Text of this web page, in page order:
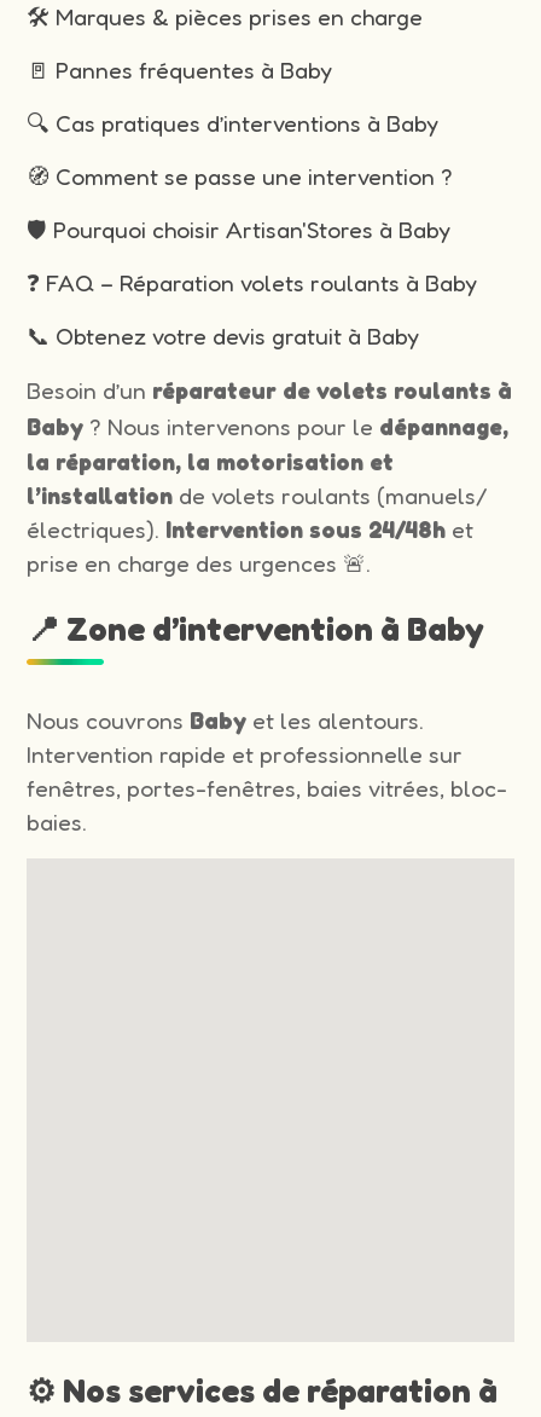
🛠️ Marques & pièces prises en charge
🚪 Pannes fréquentes à Baby
🔍 Cas pratiques d’interventions à Baby
🧭 Comment se passe une intervention ?
🛡️ Pourquoi choisir Artisan'Stores à Baby
❓ FAQ – Réparation volets roulants à Baby
📞 Obtenez votre devis gratuit à Baby
Besoin d’un réparateur de volets roulants à
Baby ? Nous intervenons pour le dépannage,
la réparation, la motorisation et
l’installation de volets roulants (manuels/
électriques). Intervention sous 24/48h et
prise en charge des urgences 🚨.
📍 Zone d’intervention à Baby
Nous couvrons Baby et les alentours.
Intervention rapide et professionnelle sur
fenêtres, portes-fenêtres, baies vitrées, bloc-
baies.
⚙️ Nos services de réparation à